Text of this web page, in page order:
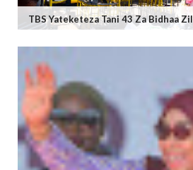
TBS Yateketeza Tani 43 Za Bidhaa